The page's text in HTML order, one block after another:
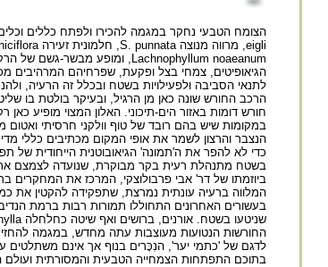
Lachnophyllum noaeanum, ומופע מבשר-גשם של הרקפת המצויה Cyclamen persicum. נערכים מחקרים על החורש ועל הקשר בינו לבין תנאי השטח והטיפול בו.
הגיאופיטים, צמחי בצל ופקעת, שפרחיהם המרהיבים
לתנאי הסביבה ולפעילויות בשטח ובכלל זה הרעיה,
חורש דומות באזור הים-תיכוני. האלון המצוי מופיע
במקומות שיש בהם רובד של טוף וולקני חרסיתי
הנצבר והרצון לשמר את אופי המקום מכתיבים כללי
כדי לא להפר את ה'תמונה' הגיאובוטנית הייחודית של
בשטח מתנהלת רעית בקר מבוקרת, שנועדה לצמצם את
ביוזמתו של דר' אבי פרבולוצקי, המרכז את המחקרים
המלווה ברעיה עונתית נמרצת, שתפקידה להקטין
בעשורים האחרונים התחוללו תמורות רבות ברמת
שניטעו בשטח. אורנים, ברושים ואף שיטה כחלחלה Acacia cyanophylla ומינים נוספים שאינם נמנים על הצמחייה הטבעית והמסורתית של המקום ניטעו בדגם של חורשות צפופות השולטות בנוף.
החורשות הנטועות מעוצבות עתה מחדש, במגמה
לדגם של 'כתמי יער', הנִכָּרים בנוף אך אינם משתלטים
בתוכם התפתחות הצמחייה הטבעית והמסורתית ועולם